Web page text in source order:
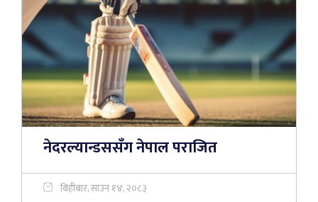
नेदरल्यान्डससँग नेपाल पराजित
बिहीबार, साउन १४, २०८३